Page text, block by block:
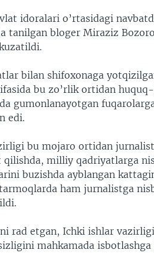
idoralari o’rtasidagi
tanilgan bloger Miraziz
bilan shifoxonaga
bu zo’rlik ortidan
gumonlanayotgan
edi.
bu mojaro ortidan
milliy qadriyatlarga
buzishda ayblangan
ham jurnalistga
rad etgan, Ichki ishlar
mahkamada